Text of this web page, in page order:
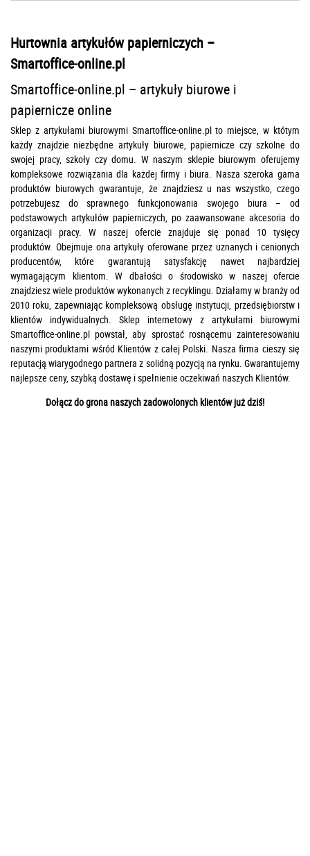
Hurtownia artykułów papierniczych –
Smartoffice‑online.pl
Smartoffice‑online.pl – artykuły biurowe i
papiernicze online
Sklep z artykułami biurowymi Smartoffice-online.pl to miejsce, w któtym
każdy znajdzie niezbędne artykuły biurowe, papiernicze czy szkolne do
swojej pracy, szkoły czy domu. W naszym sklepie biurowym oferujemy
kompleksowe rozwiązania dla każdej firmy i biura. Nasza szeroka gama
produktów biurowych gwarantuje, że znajdziesz u nas wszystko, czego
potrzebujesz do sprawnego funkcjonowania swojego biura – od
podstawowych artykułów papierniczych, po zaawansowane akcesoria do
organizacji pracy. W naszej ofercie znajduje się ponad 10 tysięcy
produktów. Obejmuje ona artykuły oferowane przez uznanych i cenionych
producentów, które gwarantują satysfakcję nawet najbardziej
wymagającym klientom. W dbałości o środowisko w naszej ofercie
znajdziesz wiele produktów wykonanych z recyklingu. Działamy w branży od
2010 roku, zapewniając kompleksową obsługę instytucji, przedsiębiorstw i
klientów indywidualnych. Sklep internetowy z artykułami biurowymi
Smartoffice-online.pl powstał, aby sprostać rosnącemu zainteresowaniu
naszymi produktami wśród Klientów z całej Polski. Nasza firma cieszy się
reputacją wiarygodnego partnera z solidną pozycją na rynku. Gwarantujemy
najlepsze ceny, szybką dostawę i spełnienie oczekiwań naszych Klientów.
Dołącz do grona naszych zadowolonych klientów już dziś!